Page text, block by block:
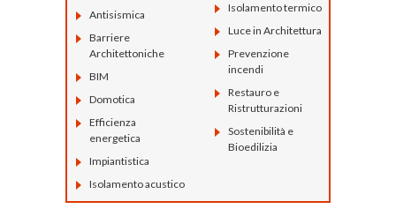
Antisismica
Barriere
Architettoniche
BIM
Domotica
Efficienza
energetica
Impiantistica
Isolamento acustico
Isolamento termico
Luce in Architettura
Prevenzione
incendi
Restauro e
Ristrutturazioni
Sostenibilità e
Bioedilizia